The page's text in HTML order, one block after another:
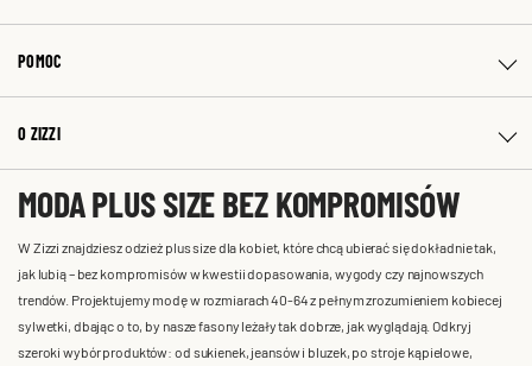
POMOC
O ZIZZI
MODA PLUS SIZE BEZ KOMPROMISÓW
W Zizzi znajdziesz odzież plus size dla kobiet, które chcą ubierać się dokładnie tak,
jak lubią – bez kompromisów w kwestii dopasowania, wygody czy najnowszych
trendów. Projektujemy modę w rozmiarach 40-64 z pełnym zrozumieniem kobiecej
sylwetki, dbając o to, by nasze fasony leżały tak dobrze, jak wyglądają. Odkryj
szeroki wybór produktów: od sukienek, jeansów i bluzek, po stroje kąpielowe,